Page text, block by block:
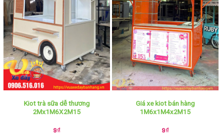
Kiot trà sữa dễ thương
2Mx1M6X2M15
9₫
Giá xe kiot bán hàng
1M6x1M4x2M15
9₫